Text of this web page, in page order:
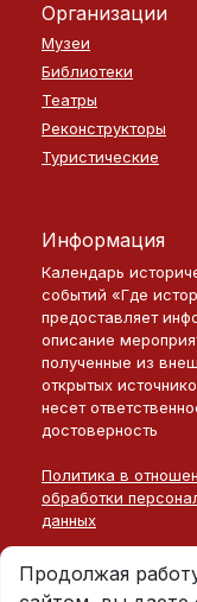
Организации
Музеи
Библиотеки
Театры
Реконструкторы
Туристические
Информация
Календарь
событий «Где
предоставляет
описание
полученные из
открытых
несет
достоверность
Политика в
обработки
данных
Продолжая